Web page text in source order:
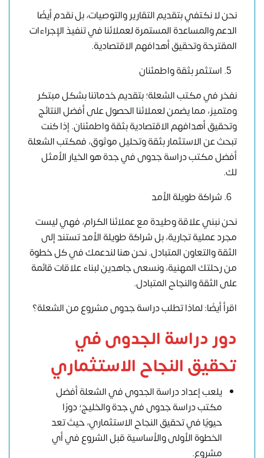
نحن لا نكتفي بتقديم التقارير والتوصيات، بل نقدم أيضًا
الدعم والمساعدة المستمرة لعملائنا في تنفيذ الإجراءات
المقترحة وتحقيق أهدافهم الاقتصادية.
استثمر بثقة واطمئنان
نفخر في مكتب الشعلة؛ بتقديم خدماتنا بشكل مبتكر
ومتميز، مما يضمن لعملائنا الحصول على أفضل النتائج
وتحقيق أهدافهم الاقتصادية بثقة واطمئنان. إذا كنت
تبحث عن الاستثمار بثقة وتحليل موثوق، فمكتب الشعلة
أفضل مكتب دراسة جدوى في جدة هو الخيار الأمثل
لك.
شراكة طويلة الأمد
نحن نبني علاقة وطيدة مع عملائنا الكرام، فهي ليست
مجرد عملية تجارية، بل شراكة طويلة الأمد تستند إلى
الثقة والتعاون المتبادل. نحن هنا لندعمك في كل خطوة
من رحلتك المهنية، ونسعى جاهدين لبناء علاقات قائمة
على الثقة والنجاح المتبادل.
اقرأ أيضًا: لماذا تطلب دراسة جدوى مشروع من الشعلة؟
دور دراسة الجدوى في
تحقيق النجاح الاستثماري
يلعب إعداد دراسة الجدوى في الشعلة أفضل
مكتب دراسة جدوى في جدة والخليج؛ دورًا
حيويًا في تحقيق النجاح الاستثماري، حيث تعد
الخطوة الأولى والأساسية قبل الشروع في أي
مشروع.